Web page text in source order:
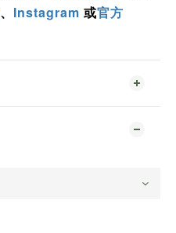
、 Instagram 或官方